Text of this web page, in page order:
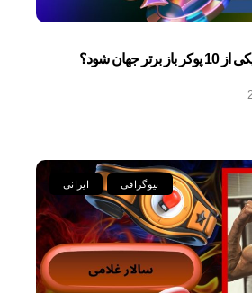
شود؟
ایرانی بیوگرافی